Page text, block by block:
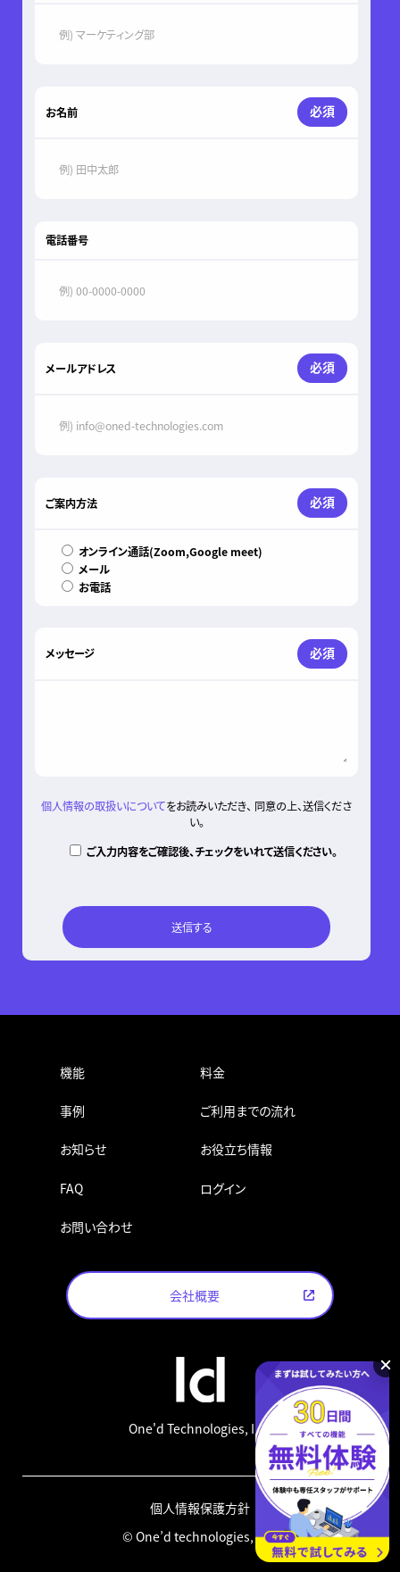
お名前 必須
電話番号
メールアドレス 必須
ご案内方法 必須
オンライン通話(Zoom,Google meet)
メール
お電話
メッセージ 必須
個人情報の取扱いについてをお読みいただき、 同意の上、送信くださ
い。
ご入力内容をご確認後、チェックをいれて送信ください。
機能 料金
事例 ご利用までの流れ
お知らせ お役立ち情報
FAQ ログイン
お問い合わせ
会社概要
One'd Technologies, Inc.
個人情報保護方針
© One’d technologies, inc.